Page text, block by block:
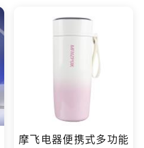
摩飞电器便携式多功能